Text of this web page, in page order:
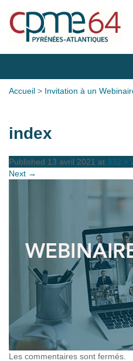
Accueil > Invitation à un
index
Published 13 avril 2021 at 332 ×
Next →
Les commentaires sont fermés.